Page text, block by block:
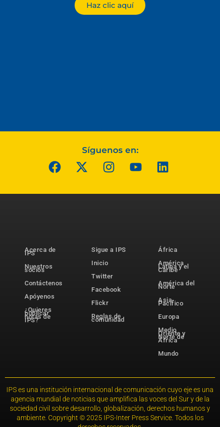
Haz clic aquí
Síguenos en:
Acerca de
IPS
Nuestros
socios
Contáctenos
Apóyenos
¿Quieres
publicar
notas de
IPS?
Sigue a IPS
Inicio
Twitter
Facebook
Flickr
Reglas de
comunidad
África
América
Latina y el
Caribe
América del
Norte
Asia-
Pacífico
Europa
Medio
Oriente y
Norte de
África
Mundo
IPS es una institución internacional de comunicación cuyo eje es una
agencia mundial de noticias que amplifica las voces del Sur y de la
sociedad civil sobre desarrollo, globalización, derechos humanos y
ambiente. Copyright © 2025 IPS-Inter Press Service. Todos los